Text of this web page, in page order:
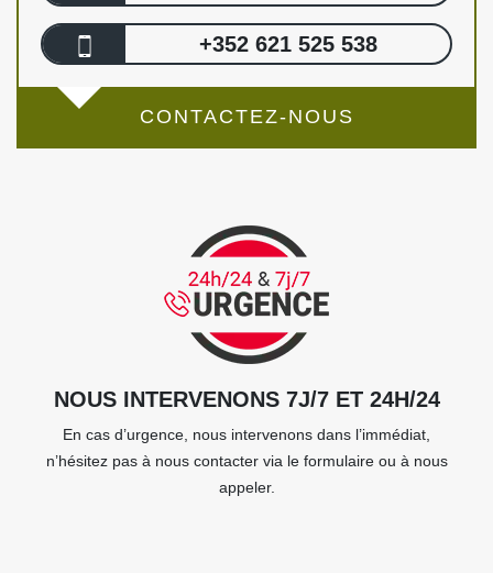
+352 621 525 538
CONTACTEZ-NOUS
NOUS INTERVENONS 7J/7 ET 24H/24
En cas d’urgence, nous intervenons dans l’immédiat,
n’hésitez pas à nous contacter via le formulaire ou à nous
appeler.